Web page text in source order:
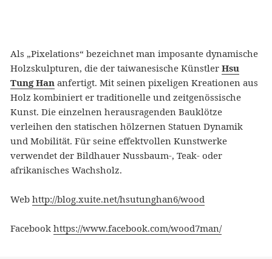
Als „Pixelations“ bezeichnet man imposante dynamische
Holzskulpturen, die der taiwanesische Künstler Hsu
Tung Hananfertigt. Mit seinen pixeligen Kreationen aus
Holz kombiniert er traditionelle und zeitgenössische
Kunst. Die einzelnen herausragenden Bauklötze
verleihen den statischen hölzernen Statuen Dynamik
und Mobilität. Für seine effektvollen Kunstwerke
verwendet der Bildhauer Nussbaum-, Teak- oder
afrikanisches Wachsholz.
Web http://blog.xuite.net/hsutunghan6/wood
Facebook https://www.facebook.com/wood7man/